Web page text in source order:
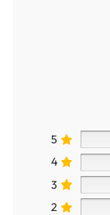
5
4
3
2